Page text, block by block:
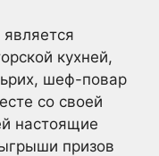
кухней,
шеф-повар
со своей
настоящие
призов